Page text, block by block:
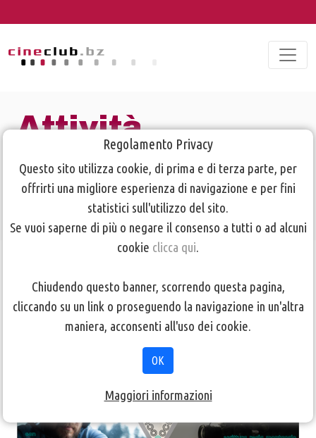
Regolamento Privacy
Questo sito utilizza cookie, di prima e di terza parte, per
offrirti una migliore esperienza di navigazione e per fini
statistici sull'utilizzo del sito.
Se vuoi saperne di più o negare il consenso a tutti o ad alcuni
cookie clicca qui.
Chiudendo questo banner, scorrendo questa pagina,
cliccando su un link o proseguendo la navigazione in un'altra
maniera, acconsenti all'uso dei cookie.
OK
Maggiori informazioni
Attività
novembre -
dicembre 2020
TORNA ALLA PAGINA PRECEDENTE
Mercoledì 18novembre: WorkshopDocumentario